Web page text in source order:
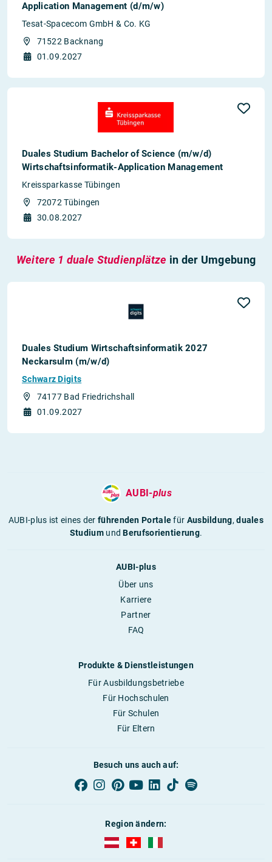
Application Management (d/m/w)
Tesat-Spacecom GmbH & Co. KG
71522 Backnang
01.09.2027
Duales Studium Bachelor of Science (m/w/d)
Wirtschaftsinformatik-Application Management
Kreissparkasse Tübingen
72072 Tübingen
30.08.2027
Weitere 1 duale Studienplätze in der Umgebung
Duales Studium Wirtschaftsinformatik 2027
Neckarsulm (m/w/d)
Schwarz Digits
74177 Bad Friedrichshall
01.09.2027
AUBI-plus
AUBI-plus ist eines derführenden Portalefür Ausbildung,duales
StudiumundBerufsorientierung.
AUBI-plus
Über uns
Karriere
Partner
FAQ
Produkte & Dienstleistungen
Für Ausbildungsbetriebe
Für Hochschulen
Für Schulen
Für Eltern
Besuch uns auch auf:
Region ändern:
AUBI-plus Österreich (deutsch)